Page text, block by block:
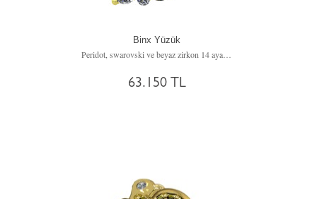
Binx Yüzük
Peridot, swarovski ve beyaz zirkon 14 ayar altın yüzük
63.150 TL